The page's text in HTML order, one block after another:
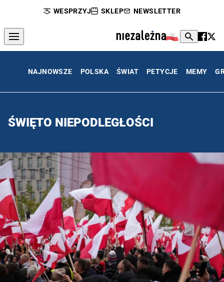
WESPRZYJ SKLEP NEWSLETTER
NAJNOWSZE POLSKA ŚWIAT PETYCJE MEMY
ŚWIĘTO NIEPODLEGŁOŚCI